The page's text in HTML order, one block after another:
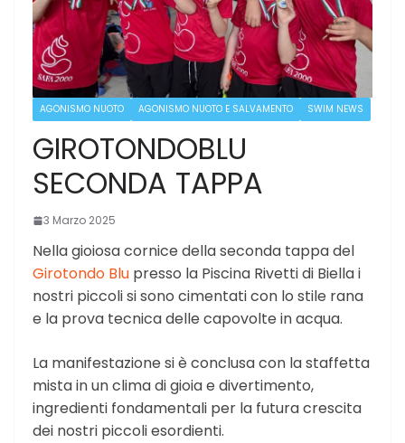
AGONISMO NUOTO AGONISMO NUOTO E SALVAMENTO SWIM NEWS
GIROTONDOBLU
SECONDA TAPPA
3 Marzo 2025
Nella gioiosa cornice della seconda tappa del
Girotondo Blu presso la Piscina Rivetti di Biella i
nostri piccoli si sono cimentati con lo stile rana
e la prova tecnica delle capovolte in acqua.
La manifestazione si è conclusa con la staffetta
mista in un clima di gioia e divertimento,
ingredienti fondamentali per la futura crescita
dei nostri piccoli esordienti.